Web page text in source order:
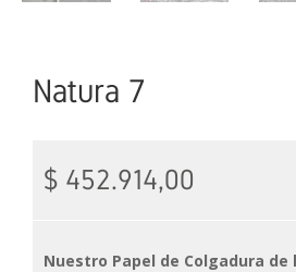
Natura 7
$ 452.914,00
Nuestro Papel de Colgadura de